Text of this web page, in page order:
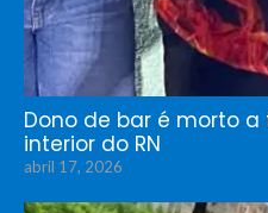
Dono de bar é morto
interior do RN
abril 17, 2026